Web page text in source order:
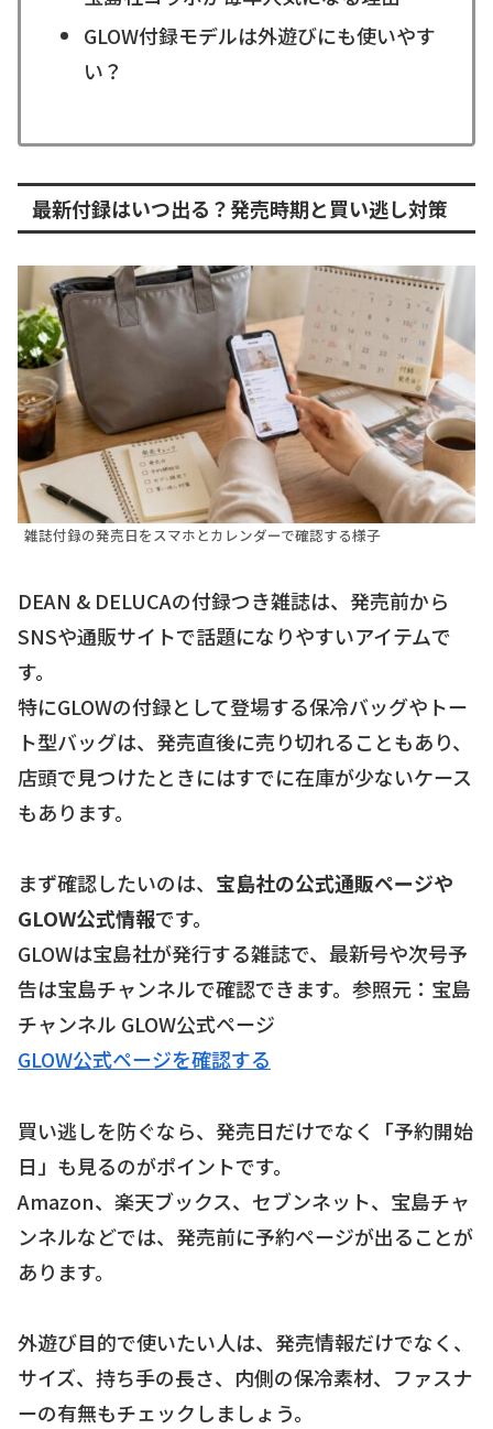
GLOW付録モデルは外遊びにも使いやす
い？
最新付録はいつ出る？発売時期と買い逃し対策
雑誌付録の発売日をスマホとカレンダーで確認する様子
DEAN & DELUCAの付録つき雑誌は、発売前から
SNSや通販サイトで話題になりやすいアイテムで
す。
特にGLOWの付録として登場する保冷バッグやトー
ト型バッグは、発売直後に売り切れることもあり、
店頭で見つけたときにはすでに在庫が少ないケース
もあります。
まず確認したいのは、 宝島社の公式通販ページや
GLOW公式情報です。
GLOWは宝島社が発行する雑誌で、最新号や次号予
告は宝島チャンネルで確認できます。参照元：宝島
チャンネル GLOW公式ページ
GLOW公式ページを確認する
買い逃しを防ぐなら、発売日だけでなく「予約開始
日」も見るのがポイントです。
Amazon、楽天ブックス、セブンネット、宝島チャ
ンネルなどでは、発売前に予約ページが出ることが
あります。
外遊び目的で使いたい人は、発売情報だけでなく、
サイズ、持ち手の長さ、内側の保冷素材、ファスナ
ーの有無もチェックしましょう。